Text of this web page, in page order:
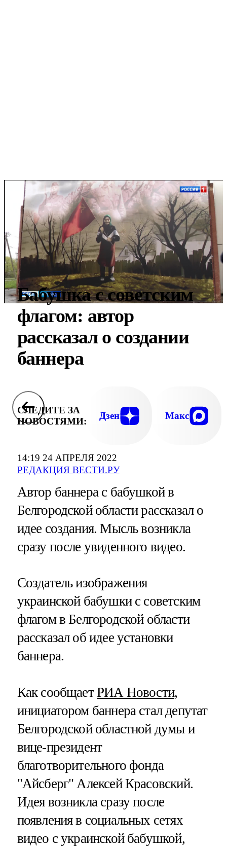
14:19 24 АПРЕЛЯ 2022
РЕДАКЦИЯ ВЕСТИ.РУ
Бабушка с советским
флагом: автор
рассказал о создании
баннера
СЛЕДИТЕ ЗА
НОВОСТЯМИ:
Дзен Макс
Автор баннера с бабушкой в
Белгородской области рассказал о
идее создания. Мысль возникла
сразу после увиденного видео.
Создатель изображения
украинской бабушки с советским
флагом в Белгородской области
рассказал об идее установки
баннера.
Как сообщаетРИА Новости,
инициатором баннера стал депутат
Белгородской областной думы и
вице-президент
благотворительного фонда
"Айсберг" Алексей Красовский.
Идея возникла сразу после
появления в социальных сетях
видео с украинской бабушкой,